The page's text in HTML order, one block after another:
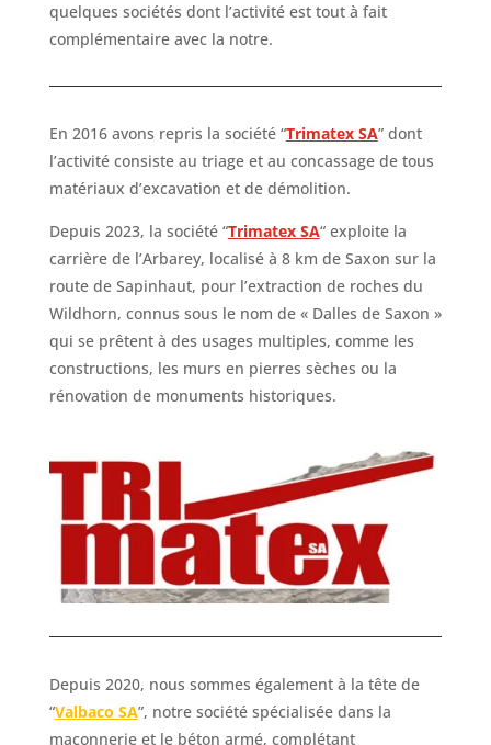
quelques sociétés dont l’activité est tout à fait
complémentaire avec la notre.
En 2016 avons repris la société “Trimatex SA” dont
l’activité consiste au triage et au concassage de tous
matériaux d’excavation et de démolition.
Depuis 2023, la société “Trimatex SA“ exploite la
carrière de l’Arbarey, localisé à 8 km de Saxon sur la
route de Sapinhaut, pour l’extraction de roches du
Wildhorn, connus sous le nom de « Dalles de Saxon »
qui se prêtent à des usages multiples, comme les
constructions, les murs en pierres sèches ou la
rénovation de monuments historiques.
Depuis 2020, nous sommes également à la tête de
“Valbaco SA”, notre société spécialisée dans la
maçonnerie et le béton armé, complétant